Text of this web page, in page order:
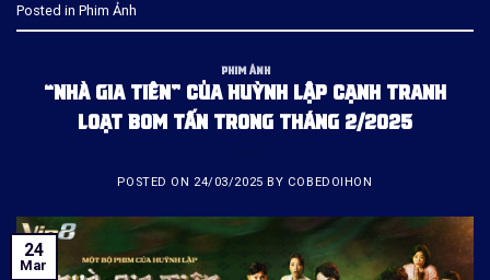
Posted in Phim Ảnh
PHIM ẢNH
“NHÀ GIA TIÊN” CỦA HUỲNH LẬP CẠNH TRANH
LOẠT BOM TẤN TRONG THÁNG 2/2025
POSTED ON 24/03/2025 BY COBEDOIHON
24
Mar